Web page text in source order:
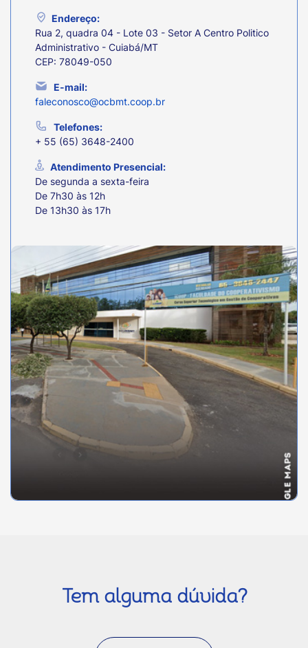
Endereço:
Rua 2, quadra 04 - Lote 03 - Setor A Centro Politico
Administrativo - Cuiabá/MT
CEP: 78049-050
E-mail:
faleconosco@ocbmt.coop.br
Telefones:
+ 55 (65) 3648-2400
Atendimento Presencial:
De segunda a sexta-feira
De 7h30 às 12h
De 13h30 às 17h
Tem alguma dúvida?